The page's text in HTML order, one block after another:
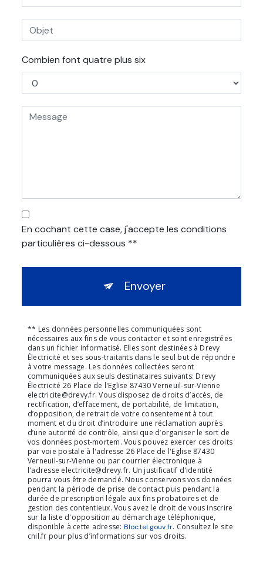
Combien font quatre plus six
En cochant cette case, j'accepte les conditions
particulières ci-dessous **
Envoyer
** Les données personnelles communiquées sont
nécessaires aux fins de vous contacter et sont enregistrées
dans un fichier informatisé. Elles sont destinées à Drevy
Électricité et ses sous-traitants dans le seul but de répondre
à votre message. Les données collectées seront
communiquées aux seuls destinataires suivants: Drevy
Électricité 26 Place de l'Eglise 87430 Verneuil-sur-Vienne
electricite@drevy.fr. Vous disposez de droits d’accès, de
rectification, d’effacement, de portabilité, de limitation,
d’opposition, de retrait de votre consentement à tout
moment et du droit d’introduire une réclamation auprès
d’une autorité de contrôle, ainsi que d’organiser le sort de
vos données post-mortem. Vous pouvez exercer ces droits
par voie postale à l'adresse 26 Place de l'Eglise 87430
Verneuil-sur-Vienne ou par courrier électronique à
l'adresse electricite@drevy.fr. Un justificatif d'identité
pourra vous être demandé. Nous conservons vos données
pendant la période de prise de contact puis pendant la
durée de prescription légale aux fins probatoires et de
gestion des contentieux. Vous avez le droit de vous inscrire
sur la liste d'opposition au démarchage téléphonique,
disponible à cette adresse: Bloctel.gouv.fr. Consultez le site
cnil.fr pour plus d’informations sur vos droits.